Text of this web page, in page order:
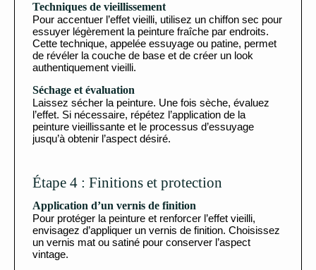
Techniques de vieillissement
Pour accentuer l’effet vieilli, utilisez un chiffon sec pour
essuyer légèrement la peinture fraîche par endroits.
Cette technique, appelée essuyage ou patine, permet
de révéler la couche de base et de créer un look
authentiquement vieilli.
Séchage et évaluation
Laissez sécher la peinture. Une fois sèche, évaluez
l’effet. Si nécessaire, répétez l’application de la
peinture vieillissante et le processus d’essuyage
jusqu’à obtenir l’aspect désiré.
Étape 4 : Finitions et protection
Application d’un vernis de finition
Pour protéger la peinture et renforcer l’effet vieilli,
envisagez d’appliquer un vernis de finition. Choisissez
un vernis mat ou satiné pour conserver l’aspect
vintage.